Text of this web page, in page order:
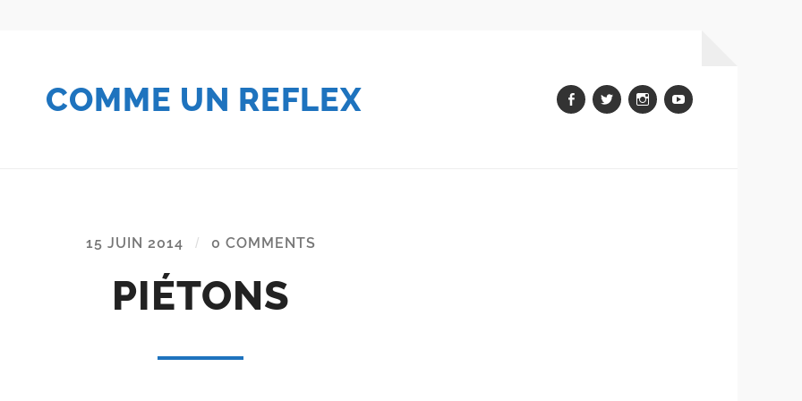
COMME UN REFLEX Facebook
TwitterInstagram
youtube
15 JUIN 2014 / 0 COMMENTS
PIÉTONS